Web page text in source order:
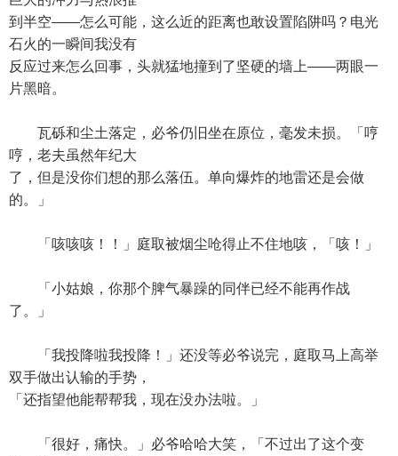
到半空——怎么可能，这么近的距离也敢设置陷阱吗？电光
石火的一瞬间我没有
反应过来怎么回事，头就猛地撞到了坚硬的墙上——两眼一
片黑暗。
瓦砾和尘土落定，必爷仍旧坐在原位，毫发未损。「哼
哼，老夫虽然年纪大
了，但是没你们想的那么落伍。单向爆炸的地雷还是会做
的。」
「咳咳咳！！」庭取被烟尘呛得止不住地咳，「咳！」
「小姑娘，你那个脾气暴躁的同伴已经不能再作战
了。」
「我投降啦我投降！」还没等必爷说完，庭取马上高举
双手做出认输的手势，
「还指望他能帮帮我，现在没办法啦。」
「很好，痛快。」必爷哈哈大笑，「不过出了这个变